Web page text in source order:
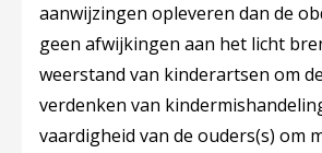
aanwijzingen opleveren dan de
geen afwijkingen aan het licht
weerstand van kinderartsen om
verdenken van
vaardigheid van de ouders(s) om